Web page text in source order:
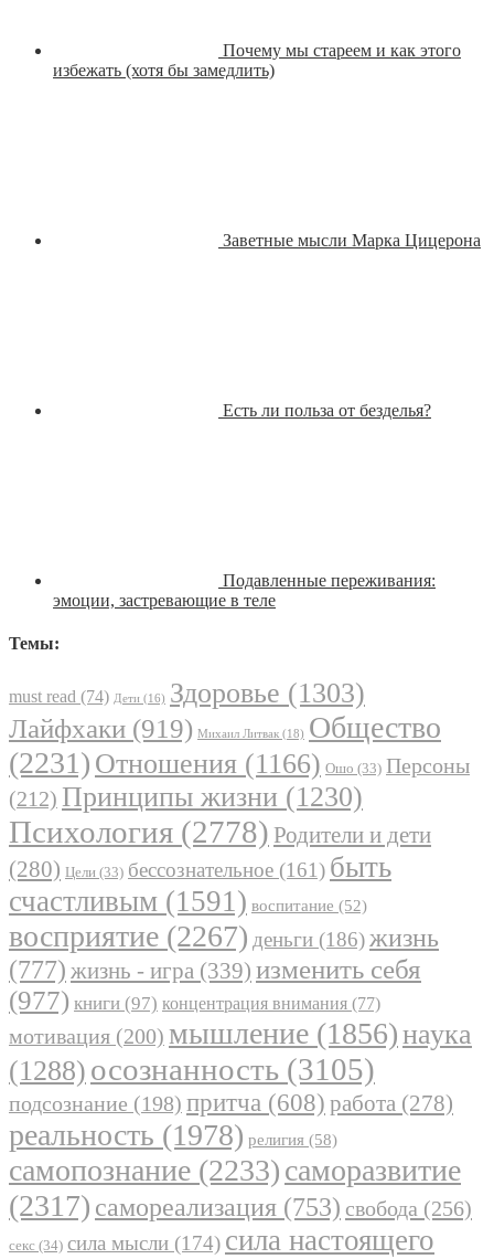
Почему мы стареем и как этого
избежать (хотя бы замедлить)
Заветные мысли Марка Цицерона
Есть ли польза от безделья?
Подавленные переживания:
эмоции, застревающие в теле
Темы:
must read (74) Дети (16) Здоровье (1303)
Лайфхаки (919) Михаил Литвак (18) Общество
(2231) Отношения (1166) Ошо (33) Персоны
(212) Принципы жизни (1230)
Психология (2778) Родители и дети
(280) Цели (33) бессознательное (161) быть
счастливым (1591) воспитание (52)
восприятие (2267) деньги (186)жизнь
(777) жизнь - игра (339) изменить себя
(977) книги (97) концентрация внимания (77)
мотивация (200) мышление (1856)наука
(1288) осознанность (3105)
подсознание (198) притча (608) работа (278)
реальность (1978) религия (58)
самопознание (2233)саморазвитие
(2317) самореализация (753) свобода (256)
секс (34) сила мысли (174) сила настоящего